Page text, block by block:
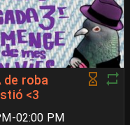
de roba
<3
02:00 PM